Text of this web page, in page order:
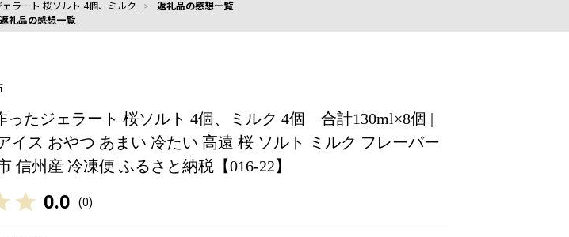
ラート 桜ソルト 4個、ミルク…
返礼品の感想一覧
返礼品の感想一覧
ったジェラート 桜ソルト 4個、ミルク 4個 合計130ml×8個 |
イス おやつ あまい 冷たい 高遠 桜 ソルト ミルク フレーバー
信州産 冷凍便 ふるさと納税【016-22】
0.0 (0)